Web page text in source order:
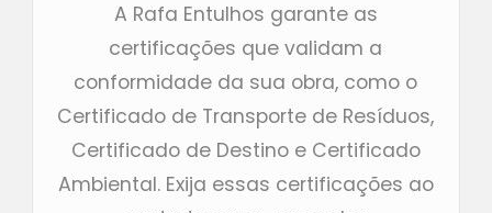
A Rafa Entulhos garante as
certificações que validam a
conformidade da sua obra, como o
Certificado de Transporte de Resíduos,
Certificado de Destino e Certificado
Ambiental. Exija essas certificações ao